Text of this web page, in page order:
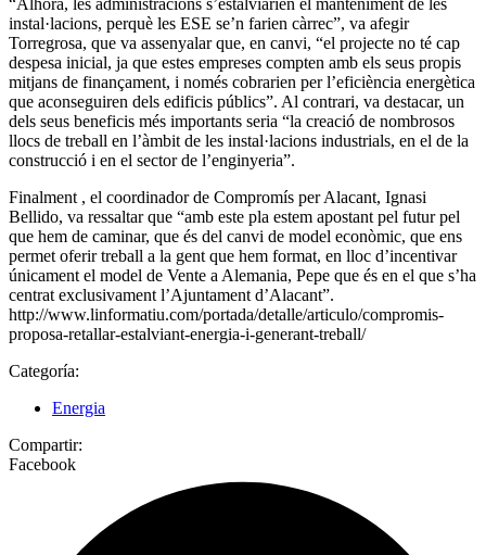
instal·lacions, perquè les ESE se’n farien càrrec”, va afegir
Torregrosa, que va assenyalar que, en canvi, “el projecte no té cap
despesa inicial, ja que estes empreses compten amb els seus propis
mitjans de finançament, i només cobrarien per l’eficiència energètica
que aconseguiren dels edificis públics”. Al contrari, va destacar, un
dels seus beneficis més importants seria “la creació de nombrosos
llocs de treball en l’àmbit de les instal·lacions industrials, en el de la
construcció i en el sector de l’enginyeria”.
Finalment , el coordinador de Compromís per Alacant, Ignasi
Bellido, va ressaltar que “amb este pla estem apostant pel futur pel
que hem de caminar, que és del canvi de model econòmic, que ens
permet oferir treball a la gent que hem format, en lloc d’incentivar
únicament el model de Vente a Alemania, Pepe que és en el que s’ha
centrat exclusivament l’Ajuntament d’Alacant”.
http://www.linformatiu.com/portada/detalle/articulo/compromis-
proposa-retallar-estalviant-energia-i-generant-treball/
Categoría:
Energia
Compartir:
Facebook